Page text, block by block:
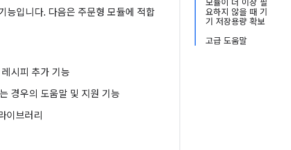
모듈이 더 이상 필
요하지 않을 때 기
기 저장용량 확보
고급 도움말
능입니다. 다음은 주문형 모듈에 적합
시피 추가 기능
경우의 도움말 및 지원 기능
이브러리